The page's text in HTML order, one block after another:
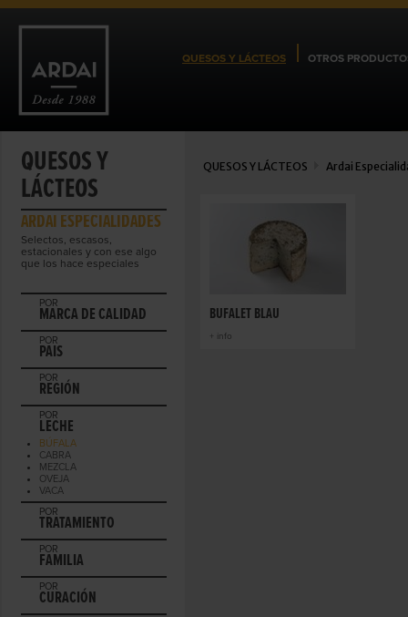
QUESOS Y LÁCTEOS OTROS
QUESOS Y
LÁCTEOS
ARDAI ESPECIALIDADES
Selectos, escasos,
estacionales y con ese algo
que los hace especiales
POR
MARCA DE CALIDAD
POR
PAIS
POR
REGIÓN
POR
LECHE
BÚFALA
CABRA
MEZCLA
OVEJA
VACA
POR
TRATAMIENTO
POR
FAMILIA
POR
CURACIÓN
QUESOS Y LÁCTEOS Ardai
BUFALET BLAU
+ info